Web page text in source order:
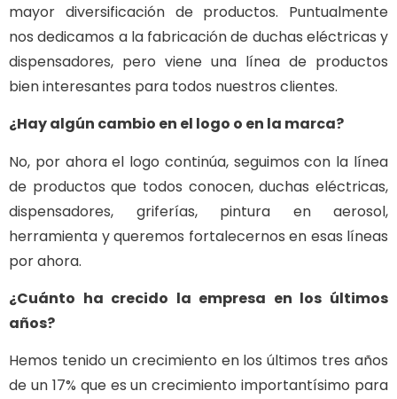
mayor diversificación de productos. Puntualmente
nos dedicamos a la fabricación de duchas eléctricas y
dispensadores, pero viene una línea de productos
bien interesantes para todos nuestros clientes.
¿Hay algún cambio en el logo o en la marca?
No, por ahora el logo continúa, seguimos con la línea
de productos que todos conocen, duchas eléctricas,
dispensadores, griferías, pintura en aerosol,
herramienta y queremos fortalecernos en esas líneas
por ahora.
¿Cuánto ha crecido la empresa en los últimos
años?
Hemos tenido un crecimiento en los últimos tres años
de un 17% que es un crecimiento importantísimo para